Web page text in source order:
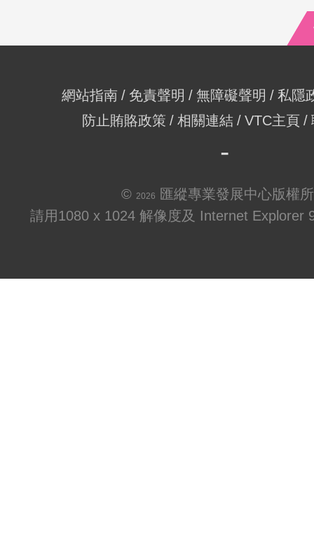
網站指南 免責聲明 無障礙聲明
私隱
防止賄賂政策
相關連結 VTC主頁
© 2026
匯縱專業發展中心版權
請用1080 x 1024 解像度及 Internet Explorer